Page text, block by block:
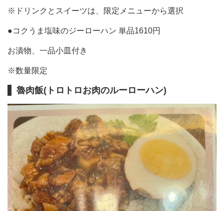
※ドリンクとスイーツは、限定メニューから選択
●コクうま塩味のジーローハン 単品1610円
お漬物、一品小皿付き
※数量限定
魯肉飯(トロトロお肉のルーローハン)